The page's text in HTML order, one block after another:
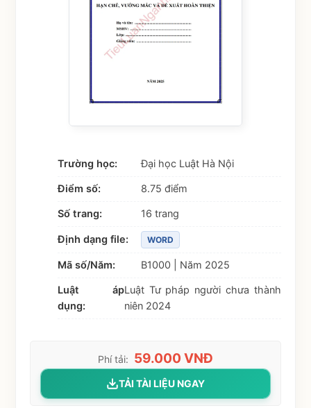
Trường học:
Đại học Luật Hà Nội
Điểm số:
8.75 điểm
Số trang:
16 trang
Định dạng file: WORD
Mã số/Năm:
B1000 | Năm 2025
Luật áp
dụng:
Luật Tư pháp người chưa thành
niên 2024
Phí tải: 59.000 VNĐ
TẢI TÀI LIỆU NGAY